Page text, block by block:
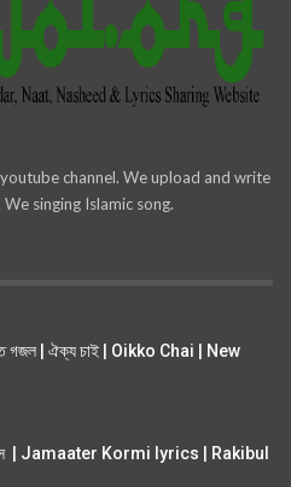
channel. We upload and write
singing Islamic song.
গজল | ঐক্য চাই | Oikko Chai | New
| Jamaater Kormi lyrics | Rakibul